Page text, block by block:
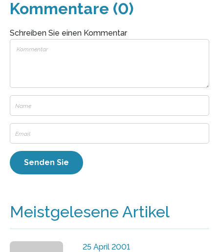
Kommentare (0)
Schreiben Sie einen Kommentar
Meistgelesene Artikel
25 April 2001